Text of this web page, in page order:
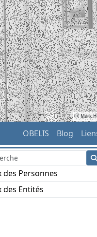
ⓒ Mark
OBELIS Blog
des Personnes
des Entités